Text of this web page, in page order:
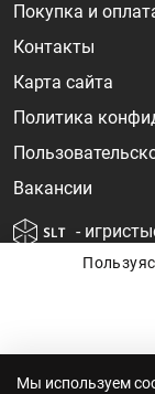
Покупка и
Контакты
Карта сайта
Политика
Вакансии
-
Информация о ценах
характер и может
актуальности
телефону+7 (812)
Мы используем